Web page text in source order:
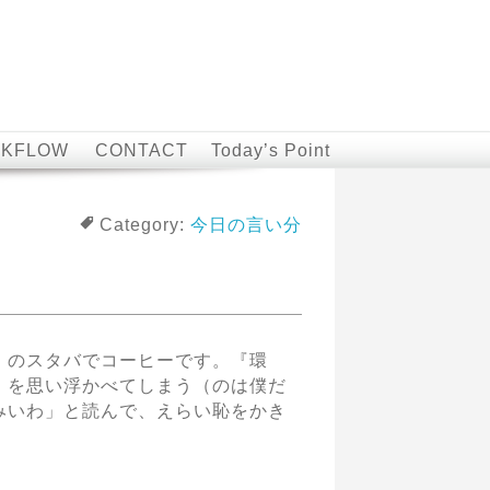
CONTACT Today’s Point
Category: 今日の言い分
スタバでコーヒーです。『環
思い浮かべてしまう（のは僕だ
わ」と読んで、えらい恥をかき